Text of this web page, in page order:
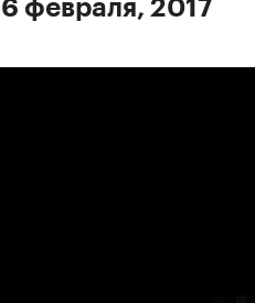
февраля, 2017